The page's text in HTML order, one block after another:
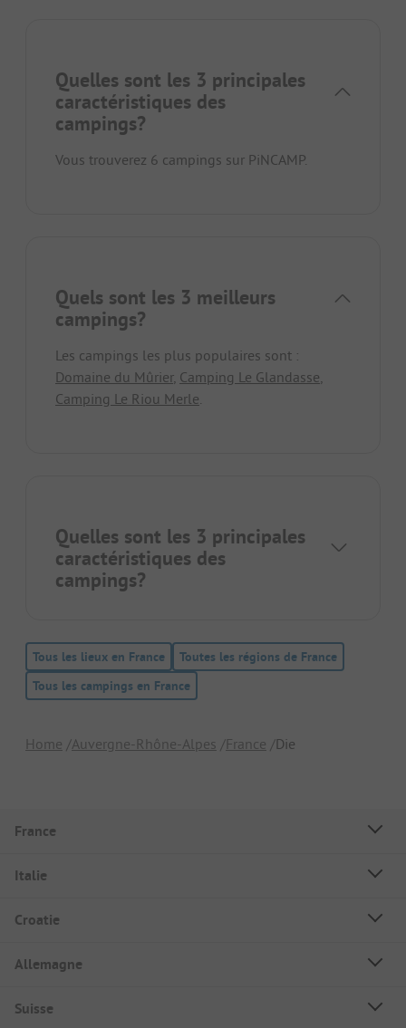
Quelles sont les 3 principales
caractéristiques des
campings?
Vous trouverez 6 campings sur PiNCAMP.
Quels sont les 3 meilleurs
campings?
Les campings les plus populaires sont :
Domaine du Mûrier, Camping Le Glandasse
Camping Le Riou Merle
Quelles sont les 3 principales
caractéristiques des
campings?
Tous les lieux en France
Toutes les régions de France
Tous les campings en France
Home Auvergne-Rhône-Alpes France Die
France
Italie
Croatie
Allemagne
Suisse